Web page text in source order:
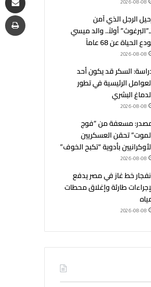
2026-08-08
الرجل الذي آمن
أولاً.. والد ميسي
الحياة عن 68 عاماً
2026-08-08
السكر قد يكون أحد
الرئيسية في تطور
البشري
2026-08-08
مسعفة من “فوج
تحقن العسكريين
بأدوية “تكبح الخوف”
2026-08-08
خط غاز في مصر يدفع
طارئة وإغلاق محطات
2026-08-08